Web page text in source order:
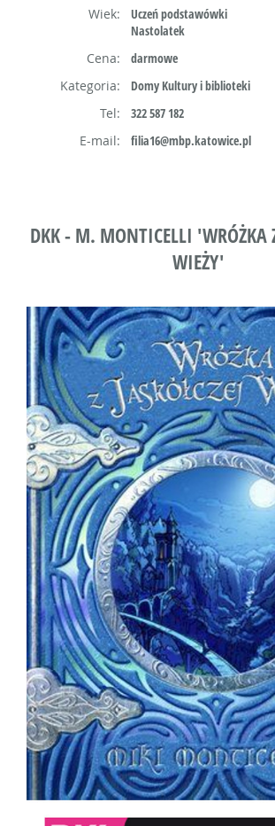
Wiek:
Uczeń podstawówki
Nastolatek
Cena:
darmowe
Kategoria:
Domy Kultury i biblioteki
Tel:
322 587 182
E-mail:
filia16@mbp.katowice.pl
DKK - M. MONTICELLI 'WRÓŻKA
WIEŻY'